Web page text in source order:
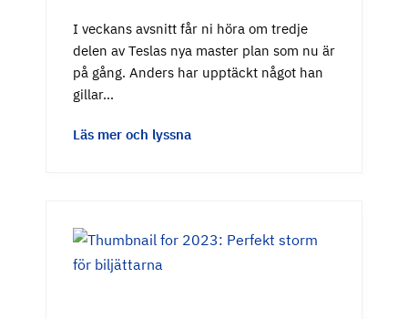
I veckans avsnitt får ni höra om tredje
delen av Teslas nya master plan som nu är
på gång. Anders har upptäckt något han
gillar…
Läs mer och lyssna